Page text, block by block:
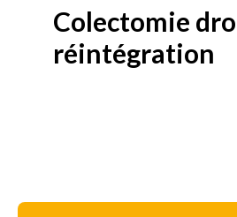
Colectomie
réintégration